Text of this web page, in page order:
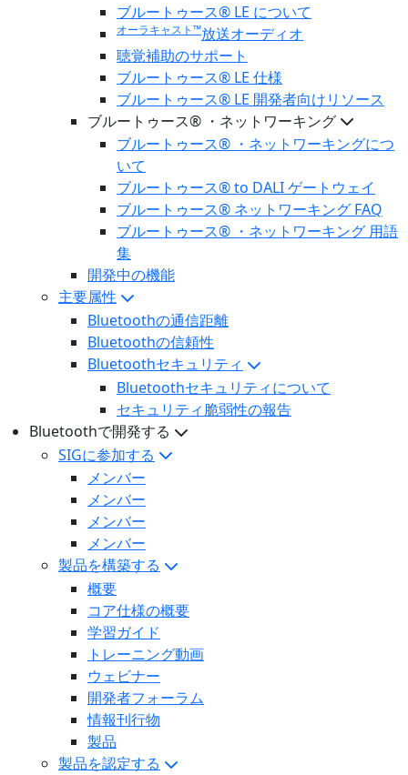
ブルートゥース® LE について
オーラキャスト™放送オーディオ
聴覚補助のサポート
ブルートゥース® LE 仕様
ブルートゥース® LE 開発者向けリソース
ブルートゥース® ・ネットワーキング
ブルートゥース® ・ネットワーキングにつ
いて
ブルートゥース® to DALI ゲートウェイ
ブルートゥース® ネットワーキング FAQ
ブルートゥース® ・ネットワーキング 用語
集
開発中の機能
主要属性
Bluetoothの通信距離
Bluetoothの信頼性
Bluetoothセキュリティ
Bluetoothセキュリティについて
セキュリティ脆弱性の報告
Bluetoothで開発する
SIGに参加する
メンバー
メンバー
メンバー
メンバー
製品を構築する
概要
コア仕様の概要
学習ガイド
トレーニング動画
ウェビナー
開発者フォーラム
情報刊行物
製品
製品を認定する